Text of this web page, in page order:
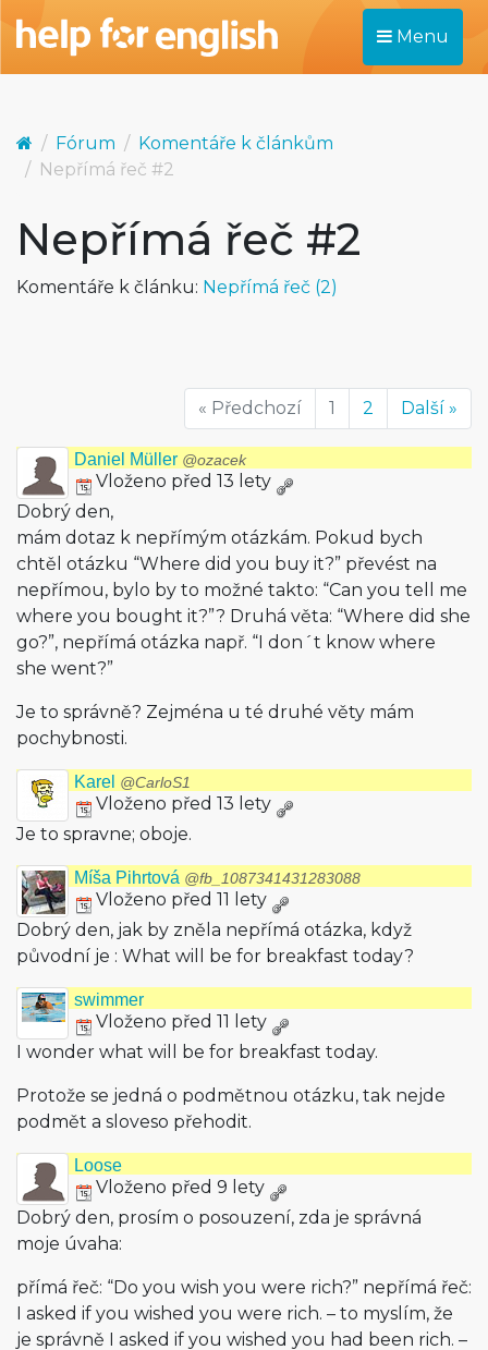
Menu
Fórum
Komentáře k článkům
Nepřímá řeč #2
Nepřímá řeč #2
Komentáře k článku: Nepřímá řeč (2)
« Předchozí 1 2 Další »
Daniel Müller @ozacek
Vloženo před 13 lety
Dobrý den,
mám dotaz k nepřímým otázkám. Pokud bych
chtěl otázku “Where did you buy it?” převést na
nepřímou, bylo by to možné takto: “Can you tell me
where you bought it?”? Druhá věta: “Where did she
go?”, nepřímá otázka např. “I don´t know where
she went?”
Je to správně? Zejména u té druhé věty mám
pochybnosti.
Karel @CarloS1
Vloženo před 13 lety
Je to spravne; oboje.
Míša Pihrtová @fb_1087341431283088
Vloženo před 11 lety
Dobrý den, jak by zněla nepřímá otázka, když
původní je : What will be for breakfast today?
swimmer
Vloženo před 11 lety
I wonder what will be for breakfast today.
Protože se jedná o podmětnou otázku, tak nejde
podmět a sloveso přehodit.
Loose
Vloženo před 9 lety
Dobrý den, prosím o posouzení, zda je správná
moje úvaha:
přímá řeč: “Do you wish you were rich?” nepřímá řeč:
I asked if you wished you were rich. – to myslím, že
je správně I asked if you wished you had been rich. –